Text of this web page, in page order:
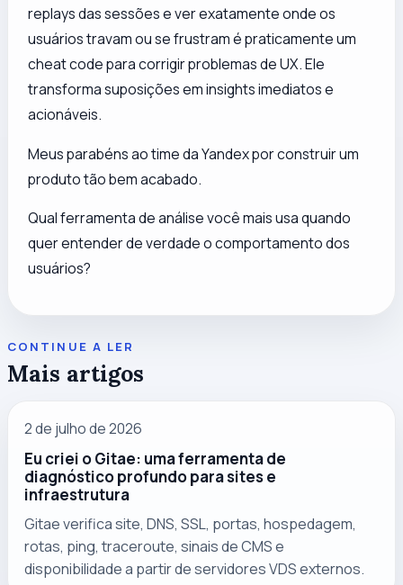
replays das sessões e verexatamenteonde os
usuários travam ou se frustram é praticamente um
cheat code para corrigir problemas de UX. Ele
transforma suposições em insights imediatos e
acionáveis.
Meus parabéns ao time da Yandex por construir um
produto tão bem acabado.
Qual ferramenta de análise você mais usa quando
quer entender de verdade o comportamento dos
usuários?
CONTINUE A LER
Mais artigos
2 de julho de 2026
Eu criei o Gitae: uma ferramenta de
diagnóstico profundo para sites e
infraestrutura
Gitae verifica site, DNS, SSL, portas, hospedagem,
rotas, ping, traceroute, sinais de CMS e
disponibilidade a partir de servidores VDS externos.